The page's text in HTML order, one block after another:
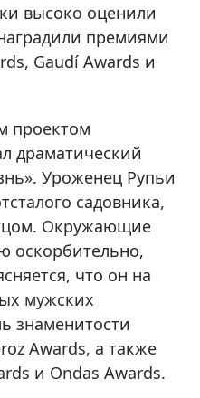
высоко оценили
премиями
Gaudí Awards и
проектом
драматический
Уроженец Рупьи
садовника,
Окружающие
оскорбительно,
что он на
мужских
знаменитости
Awards, а также
и Ondas Awards.